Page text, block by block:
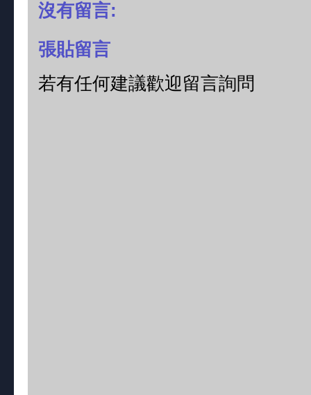
沒有留言:
張貼留言
若有任何建議歡迎留言詢問